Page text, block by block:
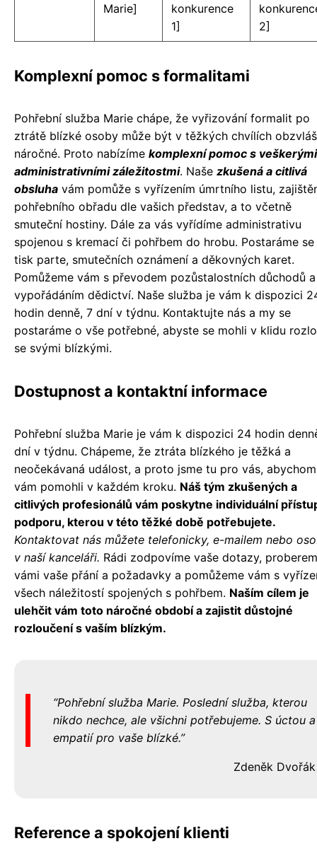
Marie]
konkurence
1]
2]
Komplexní pomoc s formalitami
Pohřební služba Marie chápe, že vyřizování formalit po
ztrátě blízké osoby může být v těžkých chvílích
náročné. Proto nabízíme komplexní pomoc s veškerými
administrativními záležitostmi. Naše zkušená a citlivá
obsluha vám pomůže s vyřízením úmrtního listu,
pohřebního obřadu dle vašich představ, a to včetně
smuteční hostiny. Dále za vás vyřídíme administrativu
spojenou s kremací či pohřbem do hrobu. Postaráme
tisk parte, smutečních oznámení a děkovných karet.
Pomůžeme vám s převodem pozůstalostních důchodů a
vypořádáním dědictví. Naše služba je vám k dispozici
hodin denně, 7 dní v týdnu. Kontaktujte nás a my se
postaráme o vše potřebné, abyste se mohli v klidu
se svými blízkými.
Dostupnost a kontaktní informace
Pohřební služba Marie je vám k dispozici 24 hodin
dní v týdnu. Chápeme, že ztráta blízkého je těžká a
neočekávaná událost, a proto jsme tu pro vás, abychom
vám pomohli v každém kroku. Náš tým zkušených a
citlivých profesionálů vám poskytne individuální
podporu, kterou v této těžké době potřebujete.
Kontaktovat nás můžete telefonicky, e-mailem nebo
v naší kanceláři. Rádi zodpovíme vaše dotazy,
vámi vaše přání a požadavky a pomůžeme vám s
všech náležitostí spojených s pohřbem. Naším cílem je
ulehčit vám toto náročné období a zajistit důstojné
rozloučení s vaším blízkým.
Pohřební služba Marie. Poslední služba, kterou
nikdo nechce, ale všichni potřebujeme. S úctou a
empatií pro vaše blízké.
Zdeněk Dvořák
Reference a spokojení klienti